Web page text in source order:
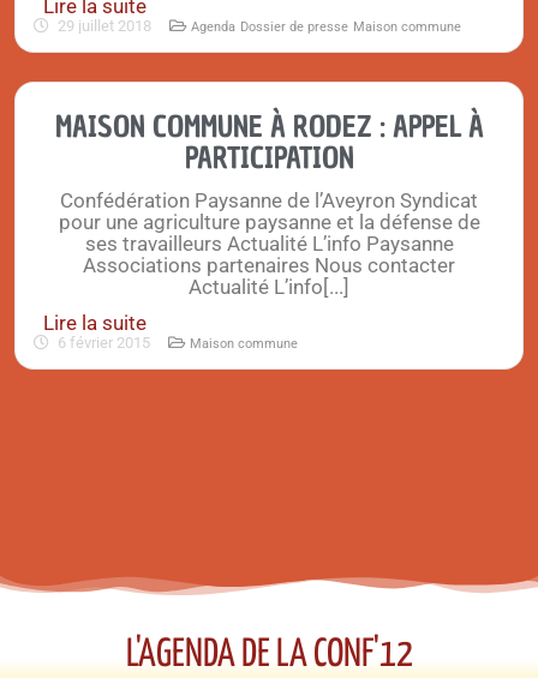
Lire la suite
29 juillet 2018 Agenda Dossier de presse Maison commune
MAISON COMMUNE À RODEZ : APPEL À
PARTICIPATION
Confédération Paysanne de l’Aveyron Syndicat
pour une agriculture paysanne et la défense de
ses travailleurs Actualité L’info Paysanne
Associations partenaires Nous contacter
Actualité L’info[...]
Lire la suite
6 février 2015 Maison commune
L'AGENDA DE LA CONF'12​